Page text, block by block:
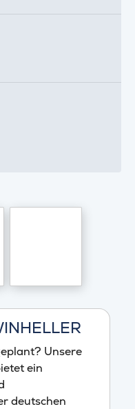
Unsere
ein
deutschen